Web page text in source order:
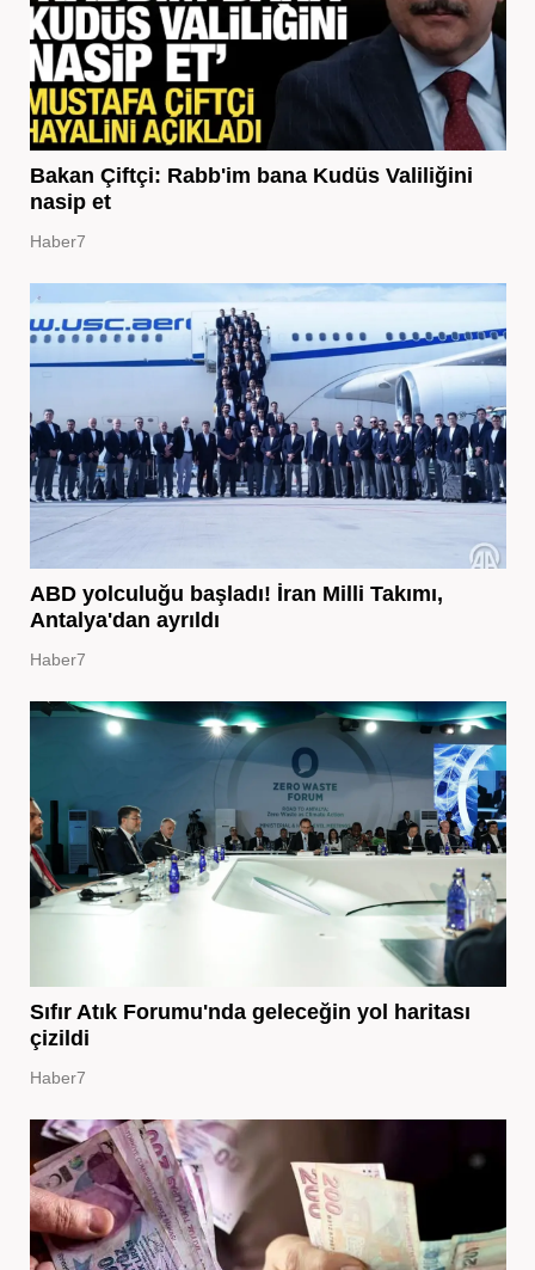
Bakan Çiftçi: Rabb'im bana Kudüs Valiliğini
nasip et
Haber7
ABD yolculuğu başladı! İran Milli Takımı,
Antalya'dan ayrıldı
Haber7
Sıfır Atık Forumu'nda geleceğin yol haritası
çizildi
Haber7